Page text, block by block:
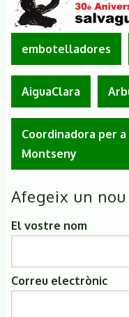
embotelladores
AiguaClara
Coordinadora per
Montseny
Afegeix un
El vostre nom
Correu electrònic